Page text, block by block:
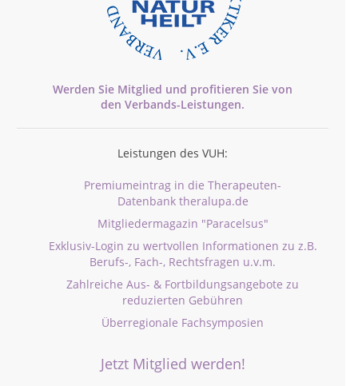
Werden Sie Mitglied und profitieren Sie von
den Verbands-Leistungen.
Leistungen des VUH:
Premiumeintrag in die Therapeuten-
Datenbank theralupa.de
Mitgliedermagazin "Paracelsus"
Exklusiv-Login zu wertvollen Informationen zu z.B.
Berufs-, Fach-, Rechtsfragen u.v.m.
Zahlreiche Aus- & Fortbildungsangebote zu
reduzierten Gebühren
Überregionale Fachsymposien
Jetzt Mitglied werden!